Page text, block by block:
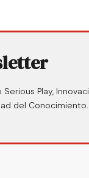
Play,
del Conocimiento.